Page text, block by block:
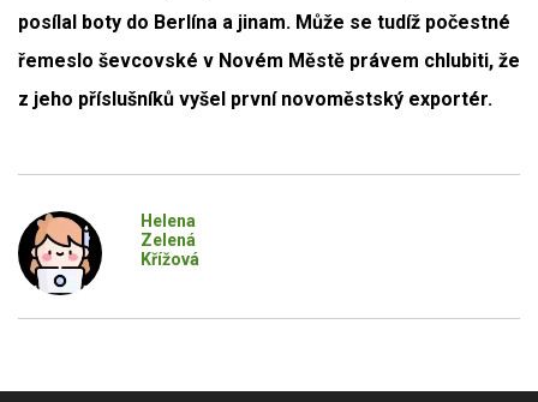
posílal boty do Berlína a jinam. Může se tudíž počestné
řemeslo ševcovské v Novém Městě právem chlubiti, že
z jeho příslušníků vyšel první novoměstský exportér.
Helena
Zelená
Křížová